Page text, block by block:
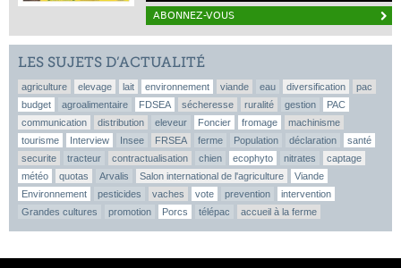
ABONNEZ-VOUS
LES SUJETS D’ACTUALITÉ
agriculture elevage lait environnement viande eau diversification
pac
budget
agroalimentaire FDSEA sécheresse ruralité gestion
PAC
communication
distribution eleveur Foncier fromage
machinisme
tourisme
Interview Insee FRSEA ferme Population déclaration
santé
securite
tracteur contractualisation chien ecophyto nitrates
captage
météo
quotas Arvalis Salon international de l'agriculture
Viande
Environnement
pesticides vaches vote prevention
intervention
Grandes cultures
promotion Porcs télépac accueil à la ferme